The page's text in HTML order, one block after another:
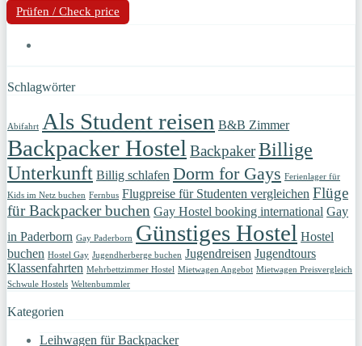
Prüfen / Check price
Schlagwörter
Abifahrt Als Student reisen B&B Zimmer
Backpacker HostelBackpakerBillige
Unterkunft Billig schlafen Dorm for Gays Ferienlager für
Kids im Netz buchen Fernbus Flugpreise für Studenten vergleichen Flüge
für Backpacker buchen Gay Hostel booking international Gay
in Paderborn Gay Paderborn Günstiges Hostel Hostel
buchen Hostel Gay Jugendherberge buchen Jugendreisen Jugendtours
Klassenfahrten Mehrbettzimmer Hostel Mietwagen Angebot Mietwagen Preisvergleich
Schwule Hostels Weltenbummler
Kategorien
Leihwagen für Backpacker